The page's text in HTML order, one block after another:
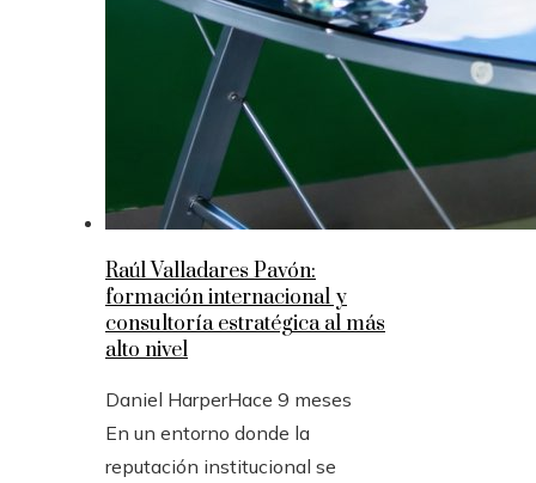
Raúl Valladares Pavón:
formación internacional y
consultoría estratégica al más
alto nivel
Daniel HarperHace 9 meses
En un entorno donde la
reputación institucional se